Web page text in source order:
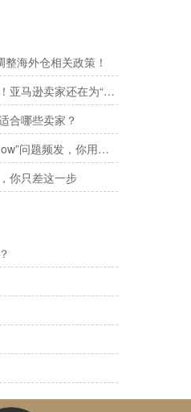
海外仓相关政策！
又到了该盘点库存的时候了！亚马逊卖家还在为“积压货”发愁吗？
合哪些卖家？
仅2个月，亚马逊“Call me now”问题频发，你用过了吗？
你只差这一步